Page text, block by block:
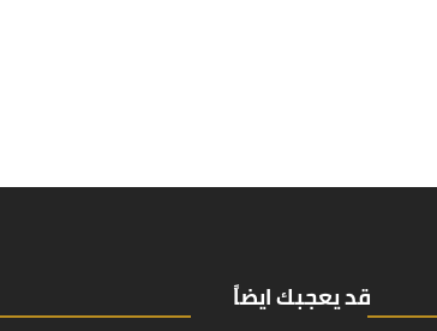
قد يعجبك ايضاً